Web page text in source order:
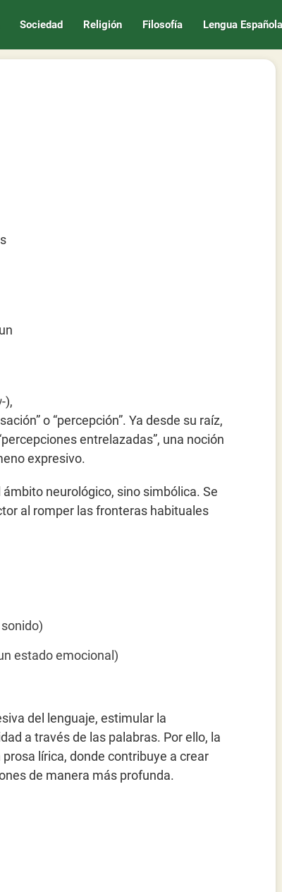
Sociedad Religión Filosofía Lengua Española
),
o “percepción”. Ya desde su raíz,
entrelazadas”, una noción
expresivo.
neurológico, sino simbólica. Se
al romper las fronteras habituales
estado emocional)
del lenguaje, estimular la
a través de las palabras. Por ello, la
lírica, donde contribuye a crear
de manera más profunda.